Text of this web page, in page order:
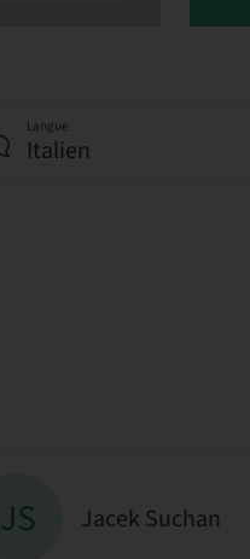
Langue
Italien
JS Jacek Suchan